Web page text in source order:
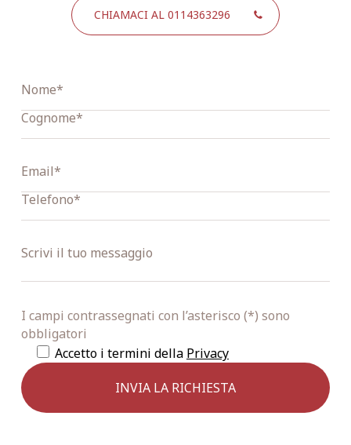
CHIAMACI AL 0114363296
I campi contrassegnati con l’asterisco (*) sono
obbligatori
Accetto i termini della Privacy